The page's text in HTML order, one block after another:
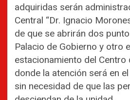
adquiridas serán
Central “Dr. Ignacio
de que se abrirán dos
Palacio de Gobierno y otro
estacionamiento del Centro
donde la atención será en
sin necesidad de que las